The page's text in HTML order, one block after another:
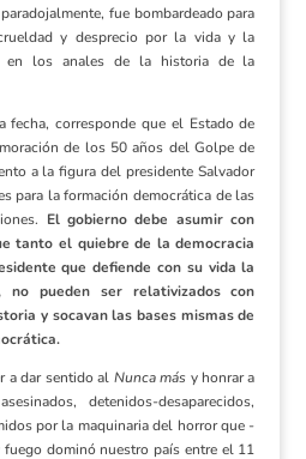
fue bombardeado para
y desprecio por la vida y la
en los anales de la historia de la
fecha, corresponde que el Estado de
de los 50 años del Golpe de
a la figura del presidente Salvador
para la formación democrática de las
El gobierno debe asumir con
tanto el quiebre de la democracia
que defiende con su vida la
no pueden ser relativizados con
y socavan las bases mismas de
a dar sentido al Nunca más y honrar a
detenidos-desaparecidos,
por la maquinaria del horror que ­-
fuego dominó nuestro país entre el 11